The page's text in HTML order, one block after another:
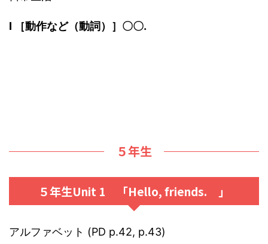
I ［動作など（動詞）］〇〇.
５年生
５年生Unit 1 「Hello, friends. 」
アルファベット (PD p.42, p.43)